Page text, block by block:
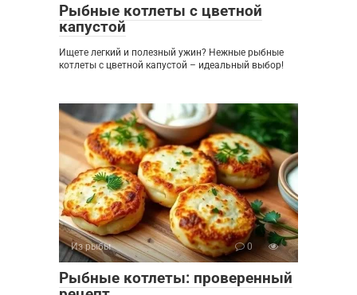
Рыбные котлеты с цветной
капустой
Ищете легкий и полезный ужин? Нежные рыбные
котлеты с цветной капустой – идеальный выбор!
Из рыбы 0
Рыбные котлеты: проверенный